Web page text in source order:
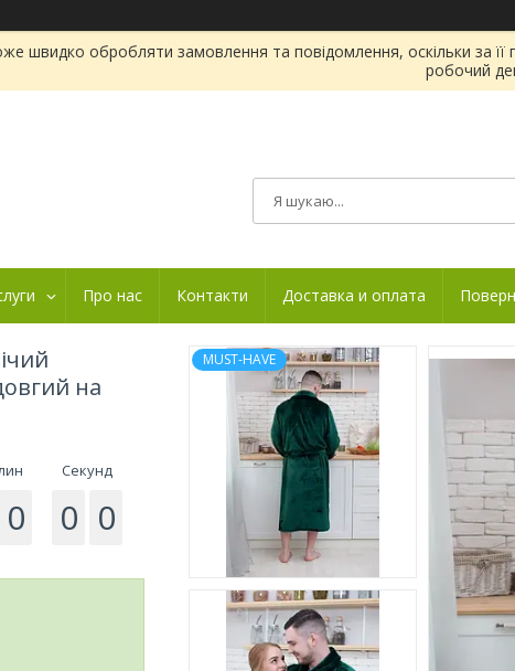
швидко обробляти замовлення та повідомлення, оскільки за
робочий
Про нас Контакти Доставка и оплата
MUST-HAVE
на
0
Секунд
0 0